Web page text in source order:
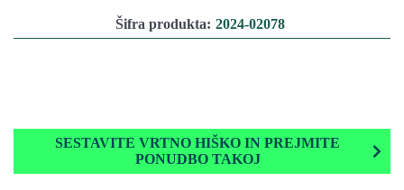
Šifra produkta: 2024-02078
SESTAVITE VRTNO HIŠKO IN PREJMITE
PONUDBO TAKOJ